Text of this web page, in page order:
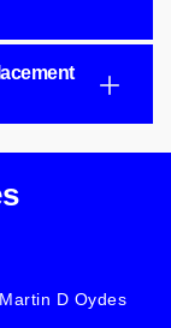
D Oydes